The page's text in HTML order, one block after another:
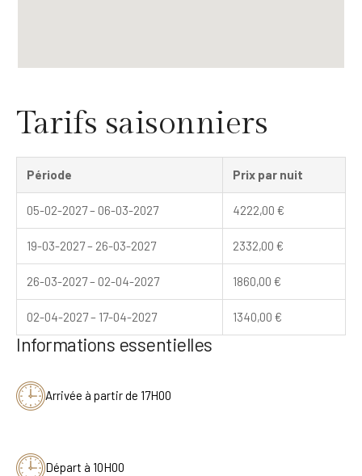
Tarifs saisonniers
Période Prix par nuit
05-02-2027 – 06-03-2027 4222,00 €
19-03-2027 – 26-03-2027 2332,00 €
26-03-2027 – 02-04-2027 1860,00 €
02-04-2027 – 17-04-2027 1340,00 €
Informations essentielles
Arrivée à partir de 17H00
Départ à 10H00